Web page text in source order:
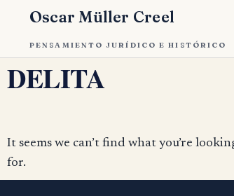
Oscar Müller Creel
PENSAMIENTO JURÍDICO E HISTÓRICO
DELITA
It seems we can’t find what you’re
for.